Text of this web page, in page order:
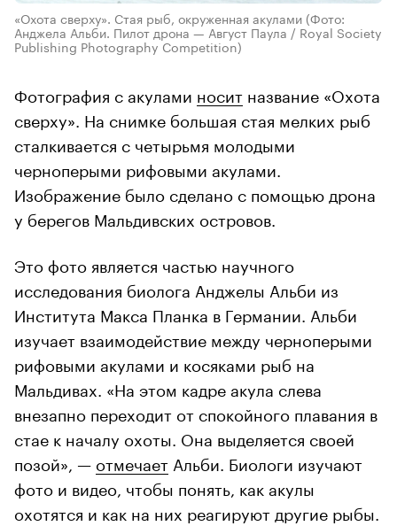
«Охота сверху». Стая рыб, окруженная акулами (Фото:
Анджела Альби. Пилот дрона — Август Паула / Royal Society
Publishing Photography Competition)
Фотография с акулами носит название «Охота
сверху». На снимке большая стая мелких рыб
сталкивается с четырьмя молодыми
черноперыми рифовыми акулами.
Изображение было сделано с помощью дрона
у берегов Мальдивских островов.
Это фото является частью научного
исследования биолога Анджелы Альби из
Института Макса Планка в Германии. Альби
изучает взаимодействие между черноперыми
рифовыми акулами и косяками рыб на
Мальдивах. «На этом кадре акула слева
внезапно переходит от спокойного плавания в
стае к началу охоты. Она выделяется своей
позой», — отмечает Альби. Биологи изучают
фото и видео, чтобы понять, как акулы
охотятся и как на них реагируют другие рыбы.